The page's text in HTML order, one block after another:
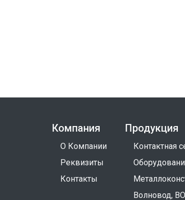
Компания
О Компании
Реквизиты
Контакты
Продукция
Контактная
Волновод,